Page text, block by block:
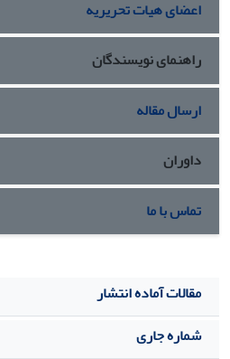
تواند شناخت نسبتاً جامعی را فراهم
الگوی مفهومی ارائه می شود.
اعضای هیات تحریریه
راهنمای نویسندگان
ارسال مقاله
داوران
تماس با ما
مقالات آماده انتشار
شماره جاری